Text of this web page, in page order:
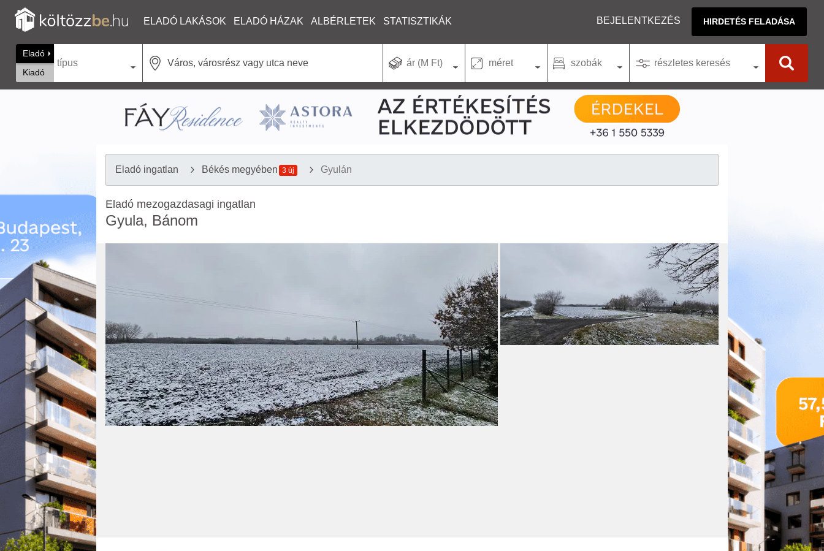
ELADÓ LAKÁSOK ELADÓ HÁZAK ALBÉRLETEK STATISZTIKÁK BEJELENTKEZÉS HIRDETÉS FELADÁSA
Eladó
Kiadó
típus ár (M Ft) méret szobák részletes keresés
Eladó ingatlan Békés megyében 3 új Gyulán
Eladó mezogazdasagi ingatlan
Gyula, Bánom